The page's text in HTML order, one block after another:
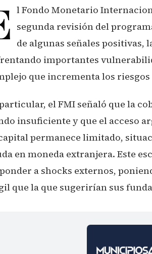
l Fondo Monetario
segunda revisión del
de algunas señales
importantes
que incrementa los
el FMI señaló que la
insuficiente y que el acceso
permanece limitado,
en moneda extranjera. Este
a shocks externos,
que la que sugerirían sus